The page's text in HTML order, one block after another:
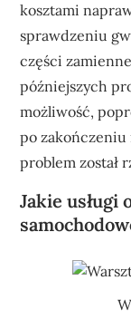
kosztami
sprawdzeniu
części
późniejszych
możliwość,
po zakończeniu
problem został
Jakie usługi